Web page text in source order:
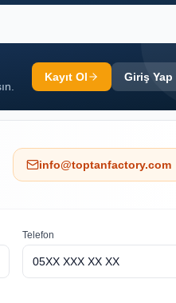
Kayıt Ol Giriş Yap
info@toptanfactory.com
Telefon